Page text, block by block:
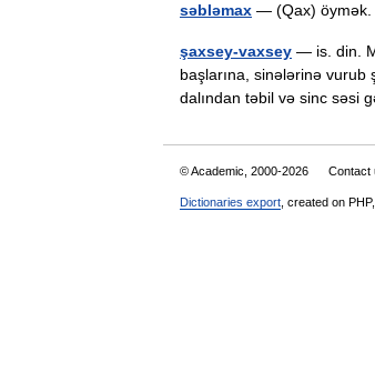
səbləmax — (Qax) öymək.
şaxsey-vaxsey — is. din.
başlarına, sinələrinə
dalından təbil və sinc
© Academic, 2000-2026 Contact
Dictionaries export , created on PHP,